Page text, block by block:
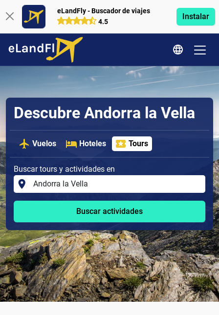
eLandFly - Buscador de viajes
4.5
Instalar
Descubre Andorra la Vella
Vuelos Hoteles Tours
Buscar tours y actividades en
Buscar actividades